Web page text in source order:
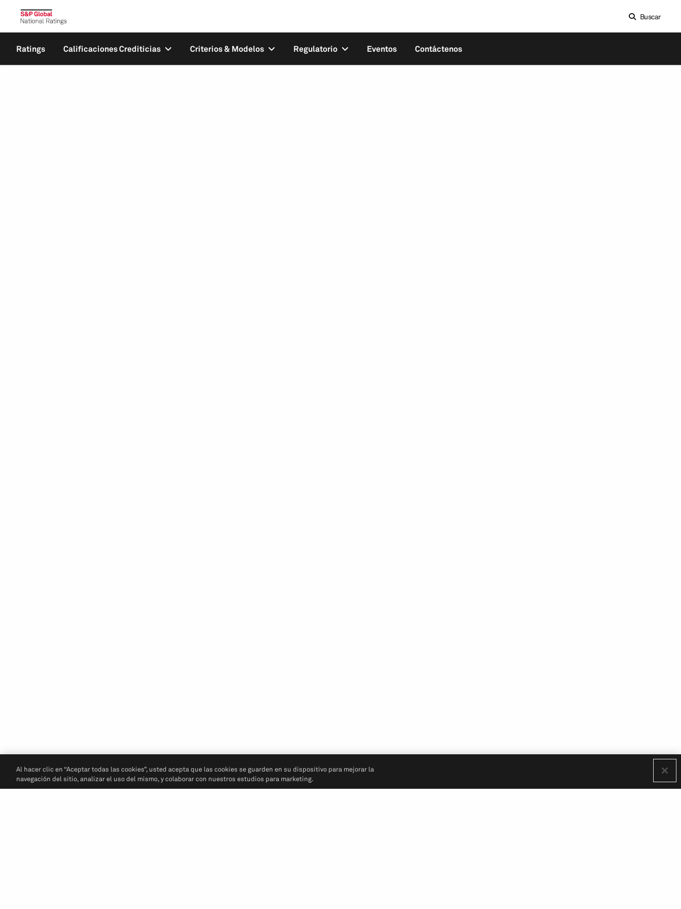
Buscar
Ratings Calificaciones Crediticias Criterios & Modelos Regulatorio Eventos Contáctenos
Al hacer clic en “Aceptar todas las cookies”, usted acepta que las cookies se guarden en su dispositivo para mejorar la
navegación del sitio, analizar el uso del mismo, y colaborar con nuestros estudios para marketing.